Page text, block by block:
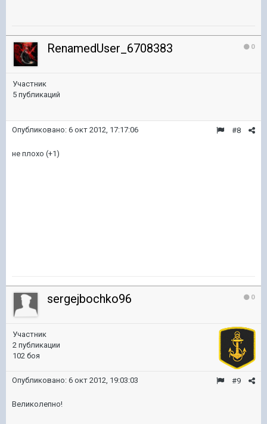
0
RenamedUser_6708383
Участник
5 публикаций
#8
Опубликовано: 6 окт 2012, 17:17:06
не плохо (+1)
0
sergejbochko96
Участник
2 публикации
102 боя
#9
Опубликовано: 6 окт 2012, 19:03:03
Великолепно!